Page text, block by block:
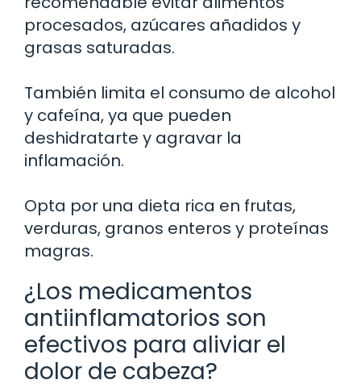
procesados, azúcares añadidos y
grasas saturadas.
También limita el consumo de alcohol
y cafeína, ya que pueden
deshidratarte y agravar la
inflamación.
Opta por una dieta rica en frutas,
verduras, granos enteros y proteínas
magras.
¿Los medicamentos
antiinflamatorios son
efectivos para aliviar el
dolor de cabeza?